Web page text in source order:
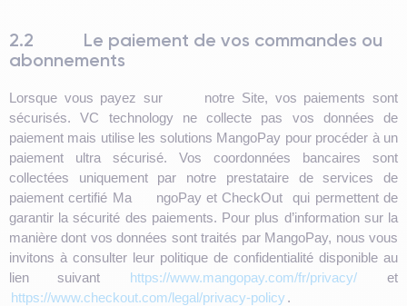
2.2
Le paiement de vos commandes ou
abonnements
Lorsque vous payez sur notre Site, vos paiements sont
sécurisés. VC technology ne collecte pas vos données de
paiement mais utilise les solutions MangoPay pour procéder à un
paiement ultra sécurisé. Vos coordonnées bancaires sont
collectées uniquement par notre prestataire de services de
paiement certifié Ma ngoPay et CheckOut qui permettent de
garantir la sécurité des paiements. Pour plus d’information sur la
manière dont vos données sont traités par MangoPay, nous vous
invitons à consulter leur politique de confidentialité disponible au
lien suivant
https://www.mangopay.com/fr/privacy/
et
https://www.checkout.com/legal/privacy-policy .